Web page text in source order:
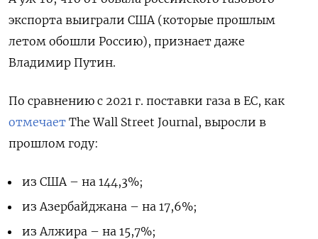
экспорта выиграли США (которые прошлым
летом обошли Россию), признает даже
Владимир Путин.
По сравнению с 2021 г. поставки газа в ЕС, как
отмечает The Wall Street Journal, выросли в
прошлом году:
из США – на 144,3%;
из Азербайджана – на 17,6%;
из Алжира – на 15,7%;